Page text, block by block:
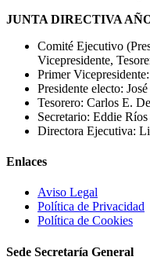
JUNTA DIRECTIVA AÑO
Comité Ejecutivo
Vicepresidente,
Primer
Presidente electo:
Tesorero: Carlos E.
Secretario: Eddie
Directora Ejecutiva:
Enlaces
Aviso Legal
Política de Privacidad
Política de Cookies
Sede Secretaría General